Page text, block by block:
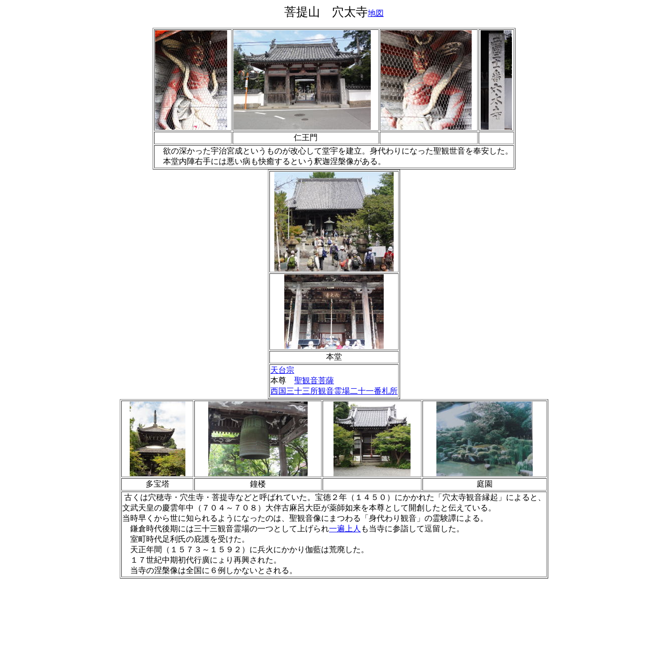
菩提山 穴太寺地図
仁王門
欲の深かった宇治宮成というものが改心して堂宇を建立。身代わりになった聖観世音を奉安した。
本堂内陣右手には悪い病も快癒するという釈迦涅槃像がある。
本堂
天台宗
本尊 聖観音菩薩
西国三十三所観音霊場二十一番札所
多宝塔 鐘楼
庭園
古くは穴穂寺・穴生寺・菩提寺などと呼ばれていた。宝徳２年（１４５０）にかかれた「穴太寺観音縁起」によると、
文武天皇の慶雲年中（７０４～７０８）大伴古麻呂大臣が薬師如来を本尊として開創したと伝えている。
当時早くから世に知られるようになったのは、聖観音像にまつわる「身代わり観音」の霊験譚による。
鎌倉時代後期には三十三観音霊場の一つとして上げられ一遍上人 も当寺に参詣して逗留した。
室町時代足利氏の庇護を受けた。
天正年間（１５７３～１５９２）に兵火にかかり伽藍は荒廃した。
１７世紀中期初代行廣にょり再興された。
当寺の涅槃像は全国に６例しかないとされる。